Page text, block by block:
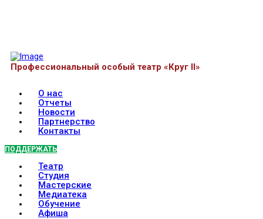
Профессиональный особый театр «Круг II»
О нас
Отчеты
Новости
Партнерство
Контакты
ПОДДЕРЖАТЬ
Театр
Студия
Мастерские
Медиатека
Обучение
Афиша